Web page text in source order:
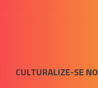
CULTURALIZE-SE